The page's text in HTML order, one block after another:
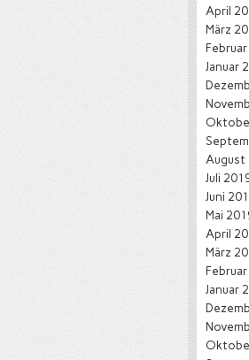
April
März
Januar
August
Juli
Juni
Mai
April
März
Januar